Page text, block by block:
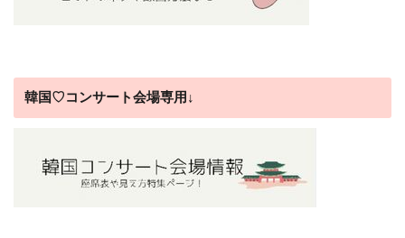
韓国♡コンサート会場専用↓